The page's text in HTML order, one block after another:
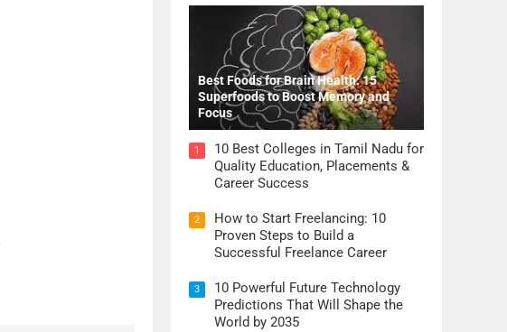
Best Foods for Brain Health: 15
Superfoods to Boost Memory and
Focus
1
10 Best Colleges in Tamil Nadu for
Quality Education, Placements &
Career Success
2
How to Start Freelancing: 10
Proven Steps to Build a
Successful Freelance Career
3
10 Powerful Future Technology
Predictions That Will Shape the
World by 2035